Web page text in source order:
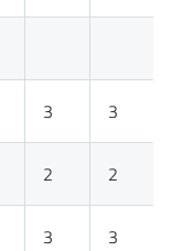
3 3
2 2
3 3